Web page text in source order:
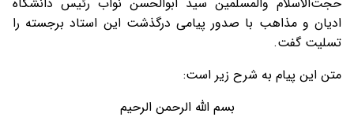
ادیان و مذاهب با صدور پیامی درگذشت این استاد برجسته را
تسلیت گفت.
متن این پیام به شرح زیر است:
بسم الله الرحمن الرحیم